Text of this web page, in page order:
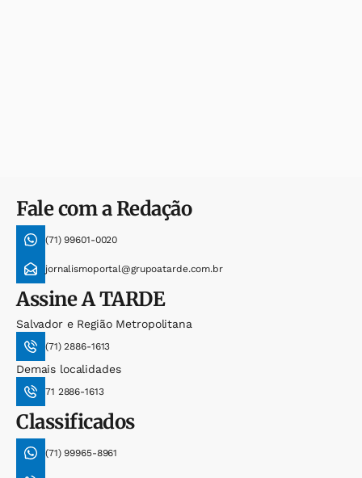
Fale com a Redação
(71) 99601-0020
jornalismoportal@grupoatarde.com.br
AssineA TARDE
Salvador e Região Metropolitana
(71) 2886-1613
Demais localidades
71 2886-1613
Classificados
(71) 99965-8961